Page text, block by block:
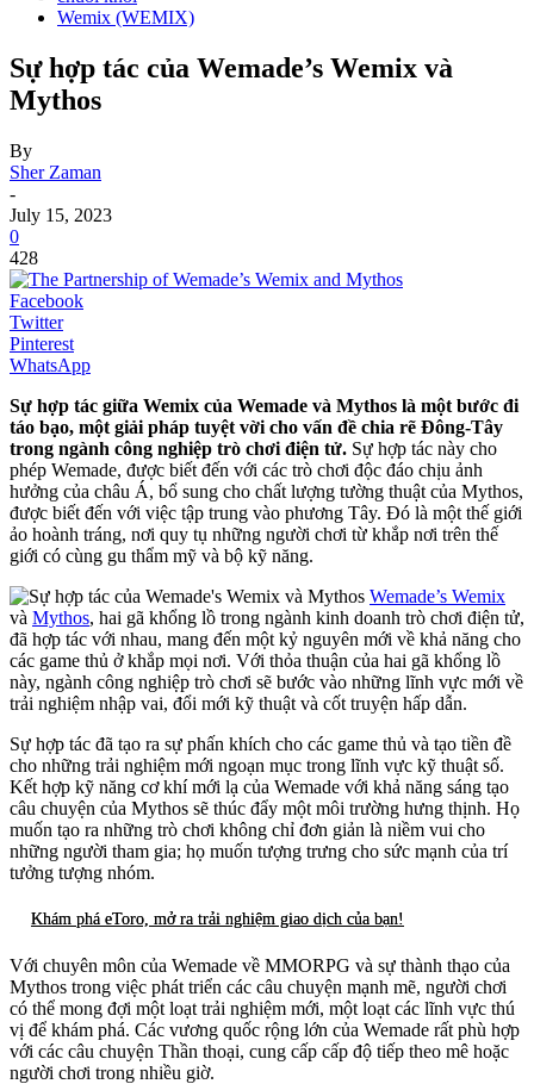
Wemix (WEMIX)
Sự hợp tác của Wemade’s Wemix và
Mythos
By
Sher Zaman
-
July 15, 2023
0
428
Facebook
Twitter
Pinterest
WhatsApp
Sự hợp tác giữa Wemix của Wemade và Mythos là một bước đi
táo bạo, một giải pháp tuyệt vời cho vấn đề chia rẽ Đông-Tây
trong ngành công nghiệp trò chơi điện tử. Sự hợp tác này cho
phép Wemade, được biết đến với các trò chơi độc đáo chịu ảnh
hưởng của châu Á, bổ sung cho chất lượng tường thuật của Mythos,
được biết đến với việc tập trung vào phương Tây. Đó là một thế giới
ảo hoành tráng, nơi quy tụ những người chơi từ khắp nơi trên thế
giới có cùng gu thẩm mỹ và bộ kỹ năng.
Wemade’s Wemix
và Mythos, hai gã khổng lồ trong ngành kinh doanh trò chơi điện tử,
đã hợp tác với nhau, mang đến một kỷ nguyên mới về khả năng cho
các game thủ ở khắp mọi nơi. Với thỏa thuận của hai gã khổng lồ
này, ngành công nghiệp trò chơi sẽ bước vào những lĩnh vực mới về
trải nghiệm nhập vai, đổi mới kỹ thuật và cốt truyện hấp dẫn.
Sự hợp tác đã tạo ra sự phấn khích cho các game thủ và tạo tiền đề
cho những trải nghiệm mới ngoạn mục trong lĩnh vực kỹ thuật số.
Kết hợp kỹ năng cơ khí mới lạ của Wemade với khả năng sáng tạo
câu chuyện của Mythos sẽ thúc đẩy một môi trường hưng thịnh. Họ
muốn tạo ra những trò chơi không chỉ đơn giản là niềm vui cho
những người tham gia; họ muốn tượng trưng cho sức mạnh của trí
tưởng tượng nhóm.
Khám phá eToro, mở ra trải nghiệm giao dịch của bạn!
Với chuyên môn của Wemade về MMORPG và sự thành thạo của
Mythos trong việc phát triển các câu chuyện mạnh mẽ, người chơi
có thể mong đợi một loạt trải nghiệm mới, một loạt các lĩnh vực thú
vị để khám phá. Các vương quốc rộng lớn của Wemade rất phù hợp
với các câu chuyện Thần thoại, cung cấp cấp độ tiếp theo mê hoặc
người chơi trong nhiều giờ.